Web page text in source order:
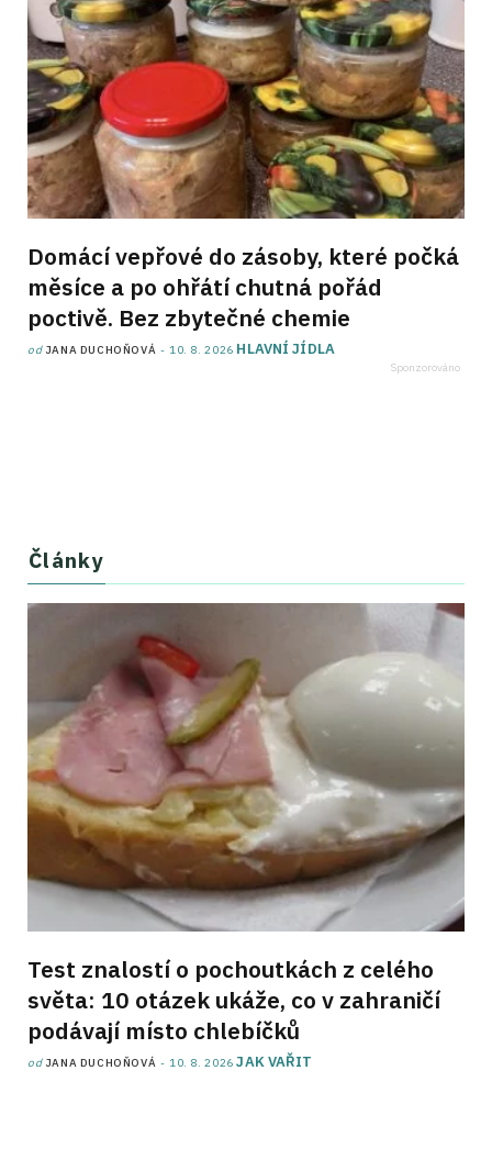
Domácí vepřové do zásoby, které počká
měsíce a po ohřátí chutná pořád
poctivě. Bez zbytečné chemie
od JANA DUCHOŇOVÁ 10. 8. 2026 HLAVNÍ JÍDLA
Články
Test znalostí o pochoutkách z celého
světa: 10 otázek ukáže, co v zahraničí
podávají místo chlebíčků
od JANA DUCHOŇOVÁ 10. 8. 2026 JAK VAŘIT